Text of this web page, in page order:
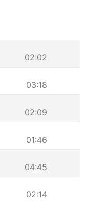
02:02
03:18
02:09
01:46
04:45
02:14